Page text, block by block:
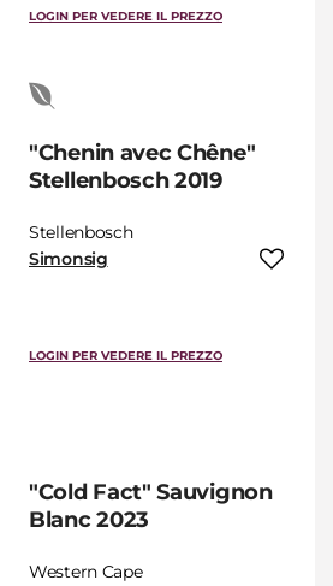
LOGIN PER VEDERE IL PREZZO
"Chenin avec Chêne"
Stellenbosch 2019
Stellenbosch
Simonsig
LOGIN PER VEDERE IL PREZZO
"Cold Fact" Sauvignon
Blanc 2023
Western Cape